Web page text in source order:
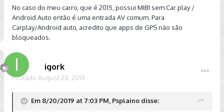
No caso do meu carro, que é 2015, possui MIB1 sem Car play /
Android Auto então é uma entrada AV comum. Para
Carplay/Android auto, acredito que apps de GPS não são
bloqueados.
igork
Postado August 20, 2019
Em 8/20/2019 at 7:03 PM, Psplaino disse: